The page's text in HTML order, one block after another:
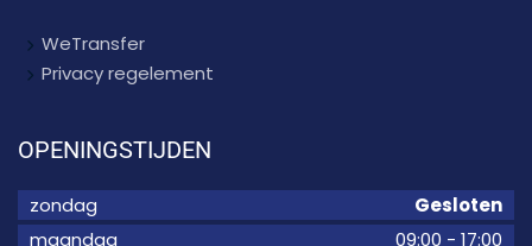
WeTransfer
Privacy regelement
OPENINGSTIJDEN
zondag
Gesloten
maandag
09:00 - 17:00